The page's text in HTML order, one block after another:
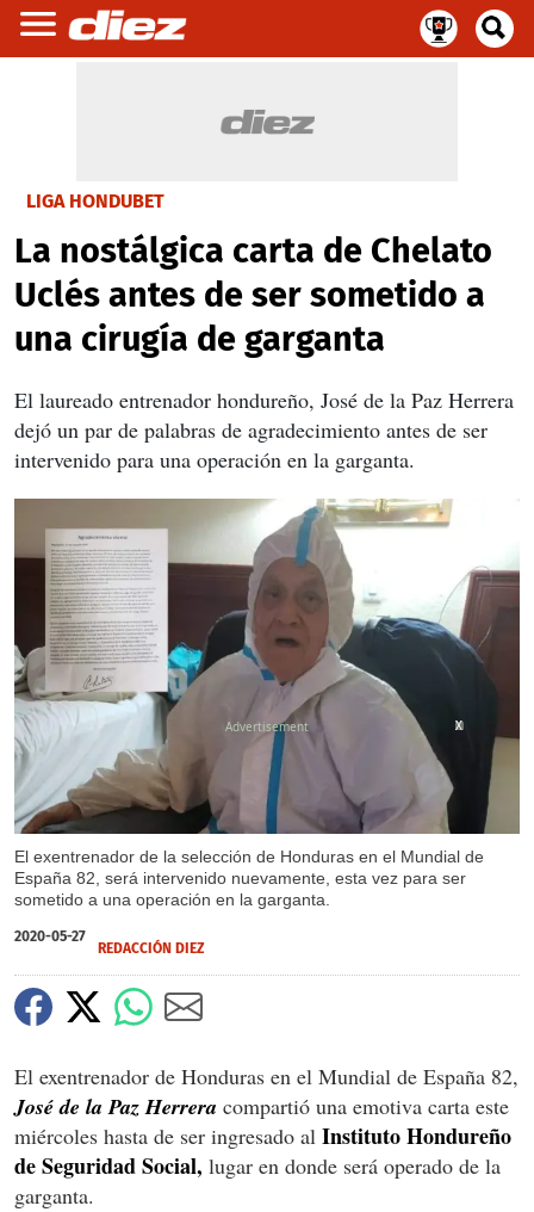
LIGA HONDUBET
La nostálgica carta de Chelato
Uclés antes de ser sometido a
una cirugía de garganta
El laureado entrenador hondureño, José de la Paz Herrera
dejó un par de palabras de agradecimiento antes de ser
intervenido para una operación en la garganta.
El exentrenador de la selección de Honduras en el Mundial de
España 82, será intervenido nuevamente, esta vez para ser
sometido a una operación en la garganta.
X
X
2020-05-27
REDACCIÓN DIEZ
El exentrenador de Honduras en el Mundial de España 82,
José de la Paz Herrera compartió una emotiva carta este
miércoles hasta de ser ingresado al Instituto Hondureño
de Seguridad Social, lugar en donde será operado de la
garganta.